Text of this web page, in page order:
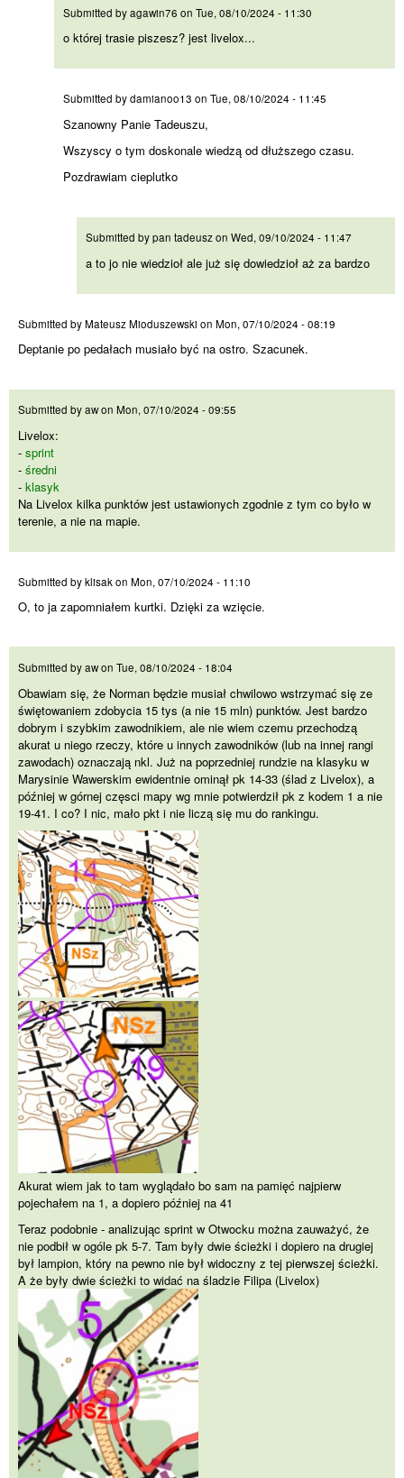
o której trasie piszesz? jest
Submitted byagawin76 on Tue, 08/10/2024 - 11:30
o której trasie piszesz? jest livelox...
Szanowny Panie Tadeuszu,
Submitted bydamianoo13 on Tue, 08/10/2024 - 11:45
Szanowny Panie Tadeuszu,
Wszyscy o tym doskonale wiedzą od dłuższego czasu.
Pozdrawiam cieplutko
a to jo nie wiedzioł ale już
Submitted bypan tadeuszon Wed, 09/10/2024 - 11:47
a to jo nie wiedzioł ale już się dowiedzioł aż za bardzo
Deptanie po pedałach musiało
Submitted byMateusz Mioduszewski on Mon, 07/10/2024 - 08:19
Deptanie po pedałach musiało być na ostro. Szacunek.
Livelox:
Submitted byawon Mon, 07/10/2024 - 09:55
Livelox:
- sprint
- średni
- klasyk
Na Livelox kilka punktów jest ustawionych zgodnie z tym co było w
terenie, a nie na mapie.
O, to ja zapomniałem kurtki.
Submitted byklisakon Mon, 07/10/2024 - 11:10
O, to ja zapomniałem kurtki. Dzięki za wzięcie.
Obawiam się, że Norman będzie
Submitted byawon Tue, 08/10/2024 - 18:04
Obawiam się, że Norman będzie musiał chwilowo wstrzymać się ze
świętowaniem zdobycia 15 tys (a nie 15 mln) punktów. Jest bardzo
dobrym i szybkim zawodnikiem, ale nie wiem czemu przechodzą
akurat u niego rzeczy, które u innych zawodników (lub na innej rangi
zawodach) oznaczają nkl. Już na poprzedniej rundzie na klasyku w
Marysinie Wawerskim ewidentnie ominął pk 14-33 (ślad z Livelox), a
później w górnej częsci mapy wg mnie potwierdził pk z kodem 1 a nie
19-41. I co? I nic, mało pkt i nie liczą się mu do rankingu.
Akurat wiem jak to tam wyglądało bo sam na pamięć najpierw
pojechałem na 1, a dopiero później na 41
Teraz podobnie - analizując sprint w Otwocku można zauważyć, że
nie podbił w ogóle pk 5-7. Tam były dwie ścieżki i dopiero na drugiej
był lampion, który na pewno nie był widoczny z tej pierwszej ścieżki.
A że były dwie ścieżki to widać na śladzie Filipa (Livelox)